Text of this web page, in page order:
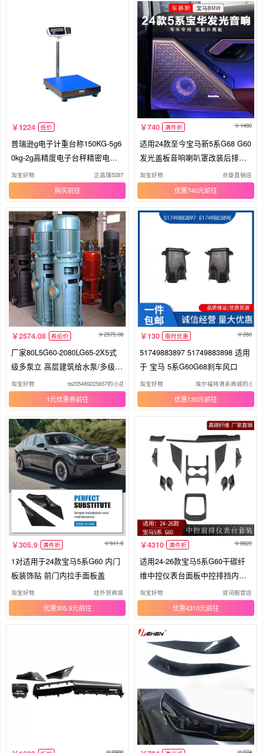
1224 低价
普瑞逊g电子计重台称150KG-5g6
0kg-2g高精度电子台秤精密电子
台秤
淘宝好物 正昌瑞5287
购买
740 满件折 1480
适用24款至今宝马新5系G68 G60
发光盖板音响喇叭罩改装后排氛
围灯
淘宝好物 亦旋直销店
优惠740元
2574.08 券后价 2575.08
厂家80L5G60-2080LG65-2X5式
级多泵立 高层建筑给水泵/多级泵
配件
淘宝好物 tb205489225657的小店31
1元优惠券
130 限时优惠 260
51749883897 51749883898 适用
于 宝马 5系G60G68刹车风口
淘宝好物 埃尔福特港系商城的小店5
优惠130元
305.9 满件折 611.8
1对适用于24款宝马5系G60 内门
板装饰贴 前门内拉手面板盖
淘宝好物 娃外贸商城
优惠305.9元
4310 满件折 8620
适用24-26款宝马5系G60干碳纤
维中控仪表台面板中控排挡内饰
改装
淘宝好物 敛词舰官店
优惠4310元